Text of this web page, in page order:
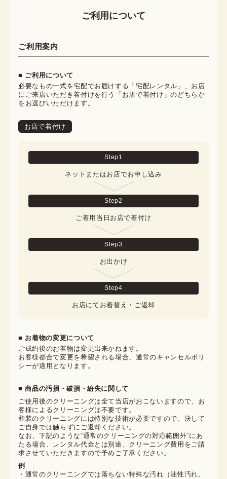
ご利用について
ご利用案内
■ ご利用について
必要なもの一式を宅配でお届けする「宅配レンタル」、お店
にご来店いただき着付けを行う「お店で着付け」のどちらか
をお選びいただけます。
お店で着付け
Step1
ネットまたはお店でお申し込み
Step2
ご着用当日お店で着付け
Step3
お出かけ
Step4
お店にてお着替え・ご返却
■ お着物の変更について
ご成約後のお着物は変更出来かねます。
お客様都合で変更を希望される場合、通常のキャンセルポリ
シーが適用となります。
■ 商品の汚損・破損・紛失に関して
ご使用後のクリーニングは全て当店がおこないますので、お
客様によるクリーニングは不要です。
和装のクリーニングには特別な技術が必要ですので、決して
ご自身では触らずにご返却ください。
なお、下記のような“通常のクリーニングの対応範囲外”にあ
たる場合、レンタル代金とは別途、クリーニング費用をご請
求させていただきますので予めご了承ください。
例
・通常のクリーニングでは落ちない特殊な汚れ（油性汚れ、